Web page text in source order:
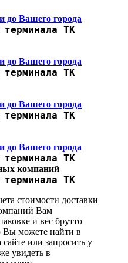
до Вашего города
ТК
до Вашего города
ТК
до Вашего города
ТК
до Вашего города
ТК
компаний
ТК
стоимости доставки
Вам
и вес брутто
можете найти в
сайте или запросить у
увидеть в